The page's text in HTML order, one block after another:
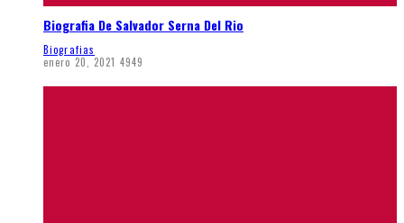
Biografia De Salvador Serna Del Rio
Biografias
enero 20, 2021 4949